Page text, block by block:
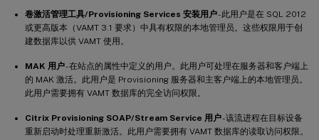
卷激活管理工具/Provisioning Services 安装用户- 此用户是在 SQL 2012
或更高版本（VAMT 3.1 要求）中具有权限的本地管理员。这些权限用于创
建数据库以供 VAMT 使用。
MAK 用户- 在站点的属性中定义的用户。此用户可处理在服务器和客户端上
的 MAK 激活。此用户是 Provisioning 服务器和主客户端上的本地管理员。
此用户需要拥有 VAMT 数据库的完全访问权限。
Citrix Provisioning SOAP/Stream Service 用户- 该流进程在目标设备
重新启动时处理重新激活。此用户需要拥有 VAMT 数据库的读取访问权限。